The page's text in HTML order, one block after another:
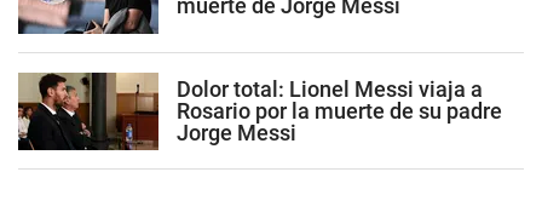
Dolor total: Lionel Messi viaja a
Rosario por la muerte de su padre
Jorge Messi